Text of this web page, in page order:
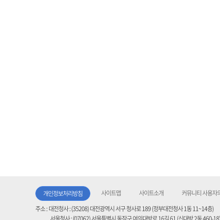
개인정보처리방침 사이트맵 사이트소개
커뮤니티 사용자
주소 : 대전청사 : (35208) 대전광역시 서구 청사로 189 (정부대전청사 1동 11~14층)